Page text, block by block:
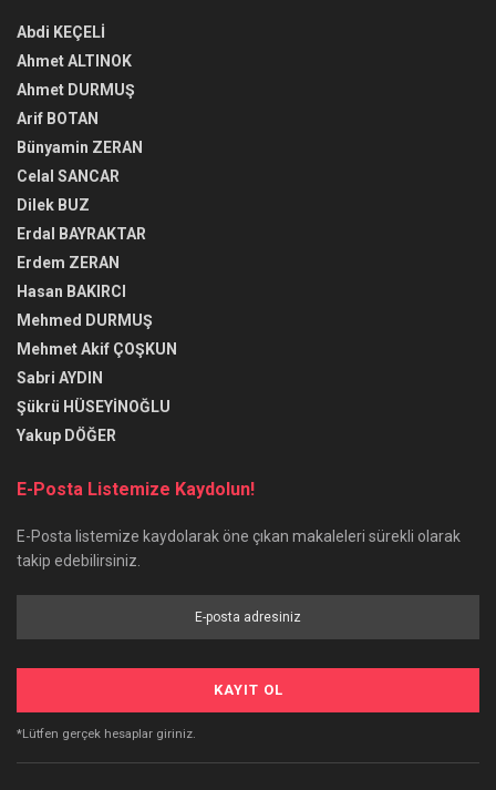
Abdi KEÇELİ
Ahmet ALTINOK
Ahmet DURMUŞ
Arif BOTAN
Bünyamin ZERAN
Celal SANCAR
Dilek BUZ
Erdal BAYRAKTAR
Erdem ZERAN
Hasan BAKIRCI
Mehmed DURMUŞ
Mehmet Akif ÇOŞKUN
Sabri AYDIN
Şükrü HÜSEYİNOĞLU
Yakup DÖĞER
E-Posta Listemize Kaydolun!
E-Posta listemize kaydolarak öne çıkan makaleleri sürekli olarak
takip edebilirsiniz.
*Lütfen gerçek hesaplar giriniz.